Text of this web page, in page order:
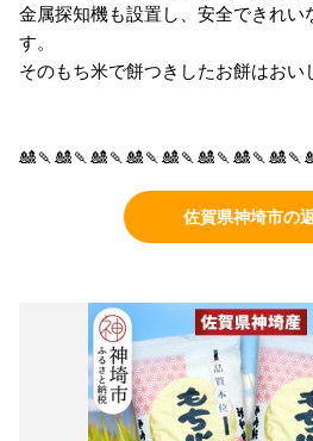
金属探知機も設置し、安全できれい
す。
そのもち米で餅つきしたお餅はおい
佐賀県神埼市の